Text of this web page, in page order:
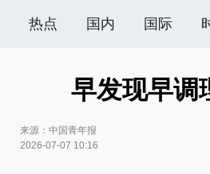
热点 国内 国际
早发现早调
来源： 中国青年报
2026-07-07 10:16